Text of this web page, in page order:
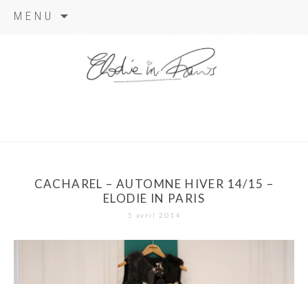
MENU
CACHAREL – AUTOMNE HIVER 14/15 –
ELODIE IN PARIS
5 avril 2014